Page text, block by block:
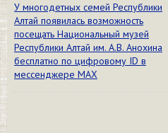
У многодетных семей Республики
Алтай появилась возможность
посещать Национальный музей
Республики Алтай им. А.В. Анохина
бесплатно по цифровому ID в
мессенджере МАХ